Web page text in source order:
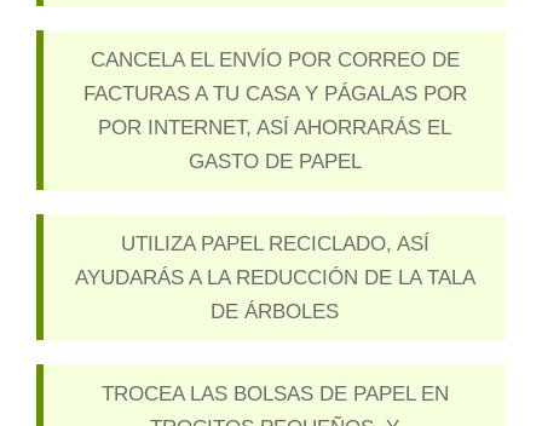
CANCELA EL ENVÍO POR CORREO DE
FACTURAS A TU CASA Y PÁGALAS POR
POR INTERNET, ASÍ AHORRARÁS EL
GASTO DE PAPEL
UTILIZA PAPEL RECICLADO, ASÍ
AYUDARÁS A LA REDUCCIÓN DE LA TALA
DE ÁRBOLES
TROCEA LAS BOLSAS DE PAPEL EN